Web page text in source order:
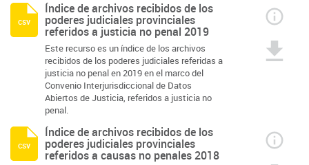
Índice de archivos recibidos de los
poderes judiciales provinciales
referidos a justicia no penal 2019
Este recurso es un índice de los archivos
recibidos de los poderes judiciales referidas a
justicia no penal en 2019 en el marco del
Convenio Interjurisdiccional de Datos
Abiertos de Justicia, referidos a justicia no
penal.
csv
Índice de archivos recibidos de los
poderes judiciales provinciales
referidos a causas no penales 2018
csv